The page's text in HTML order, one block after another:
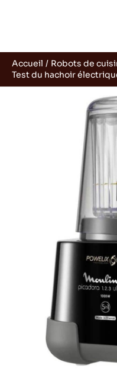
Accueil
Robots de
Test du hachoir